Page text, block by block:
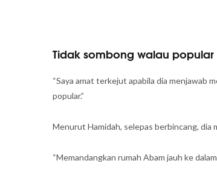
Tidak sombong walau popular
“Saya amat terkejut apabila dia menjawab
popular.”
Menurut Hamidah, selepas berbincang, dia
“Memandangkan rumah Abam jauh ke